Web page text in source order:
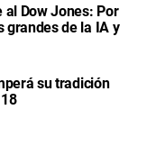
al Dow Jones: Por
grandes de la IA y
su tradición